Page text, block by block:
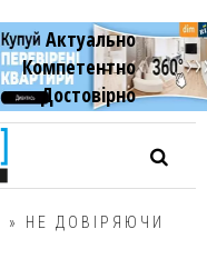
Актуально
Компетентно
Достовiрно
» НЕ ДОВІРЯЮЧИ